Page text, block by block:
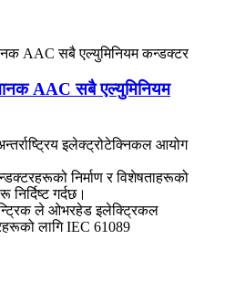
AAC सबै एल्युमिनियम
इलेक्ट्रोटेक्निकल आयोग
निर्माण र विशेषताहरूको
गर्दछ।
ले ओभरहेड इलेक्ट्रिकल
लागि IEC 61089